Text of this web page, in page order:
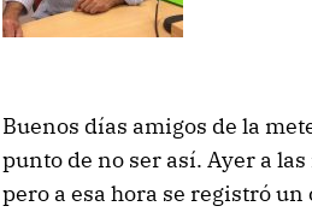
Buenos días amigos de la
punto de no ser así. Ayer a
pero a esa hora se registró